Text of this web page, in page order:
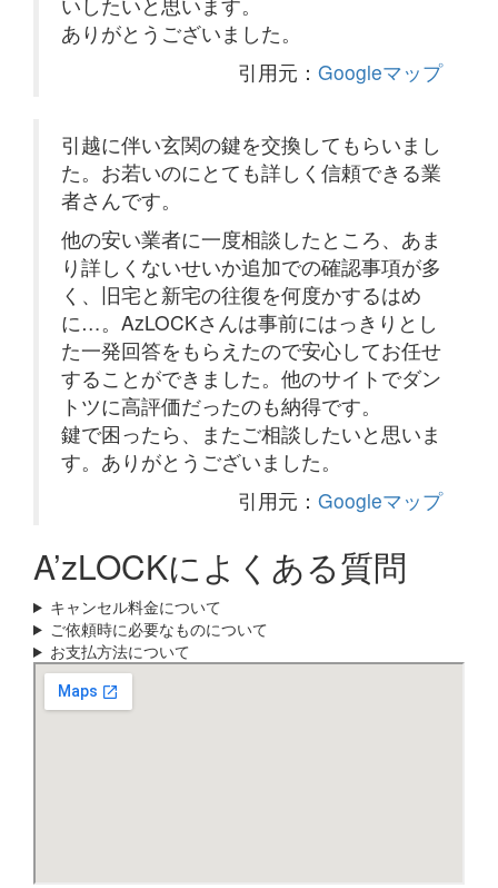
ありがとうございました。
引用元： Googleマップ
引越に伴い玄関の鍵を交換してもらいまし
た。お若いのにとても詳しく信頼できる業
者さんです。
他の安い業者に一度相談したところ、あま
り詳しくないせいか追加での確認事項が多
く、旧宅と新宅の往復を何度かするはめ
に…。AzLOCKさんは事前にはっきりとし
た一発回答をもらえたので安心してお任せ
することができました。他のサイトでダン
トツに高評価だったのも納得です。
鍵で困ったら、またご相談したいと思いま
す。ありがとうございました。
引用元： Googleマップ
A’zLOCKによくある質問
キャンセル料金について
ご依頼時に必要なものについて
お支払方法について